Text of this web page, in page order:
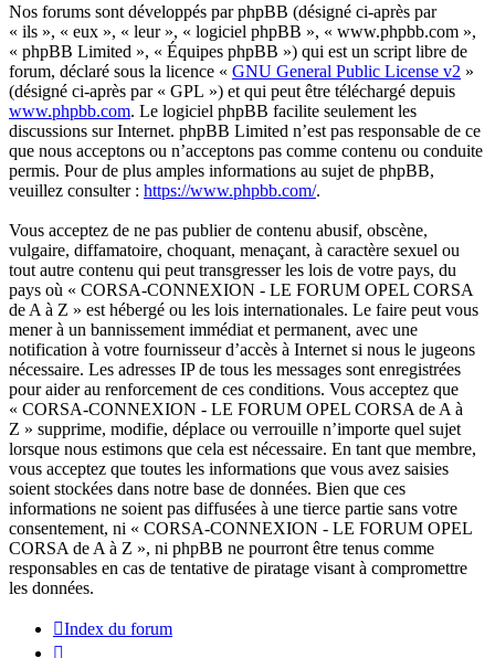
Nos forums sont développés par phpBB (désigné ci-après par
« ils », « eux », « leur », « logiciel phpBB », « www.phpbb.com »,
« phpBB Limited », « Équipes phpBB ») qui est un script libre de
forum, déclaré sous la licence « GNU General Public License v2 »
(désigné ci-après par « GPL ») et qui peut être téléchargé depuis
www.phpbb.com. Le logiciel phpBB facilite seulement les
discussions sur Internet. phpBB Limited n’est pas responsable de ce
que nous acceptons ou n’acceptons pas comme contenu ou conduite
permis. Pour de plus amples informations au sujet de phpBB,
veuillez consulter : https://www.phpbb.com/.
Vous acceptez de ne pas publier de contenu abusif, obscène,
vulgaire, diffamatoire, choquant, menaçant, à caractère sexuel ou
tout autre contenu qui peut transgresser les lois de votre pays, du
pays où « CORSA-CONNEXION - LE FORUM OPEL CORSA
de A à Z » est hébergé ou les lois internationales. Le faire peut vous
mener à un bannissement immédiat et permanent, avec une
notification à votre fournisseur d’accès à Internet si nous le jugeons
nécessaire. Les adresses IP de tous les messages sont enregistrées
pour aider au renforcement de ces conditions. Vous acceptez que
« CORSA-CONNEXION - LE FORUM OPEL CORSA de A à
Z » supprime, modifie, déplace ou verrouille n’importe quel sujet
lorsque nous estimons que cela est nécessaire. En tant que membre,
vous acceptez que toutes les informations que vous avez saisies
soient stockées dans notre base de données. Bien que ces
informations ne soient pas diffusées à une tierce partie sans votre
consentement, ni « CORSA-CONNEXION - LE FORUM OPEL
CORSA de A à Z », ni phpBB ne pourront être tenus comme
responsables en cas de tentative de piratage visant à compromettre
les données.
Index du forum